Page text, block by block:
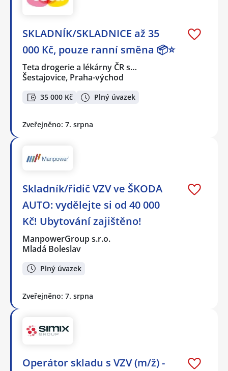
SKLADNÍK/SKLADNICE až 35
000 Kč, pouze ranní směna 📦⭐
Teta drogerie a lékárny ČR s…
Šestajovice, Praha-východ
35 000 Kč Plný úvazek
Zveřejněno: 7. srpna
Skladník/řidič VZV ve ŠKODA
AUTO: vydělejte si od 40 000
Kč! Ubytování zajištěno!
ManpowerGroup s.r.o.
Mladá Boleslav
Plný úvazek
Zveřejněno: 7. srpna
Operátor skladu s VZV (m/ž) -